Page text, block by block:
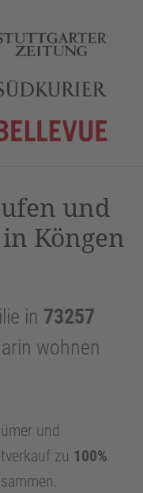
und
Köngen
in 73257
wohnen
und
zu 100%